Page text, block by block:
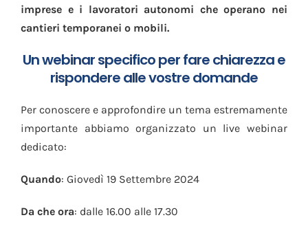
imprese e i lavoratori autonomi che operano nei
cantieri temporanei o mobili.
Un webinar specifico per fare chiarezza e
rispondere alle vostre domande
Per conoscere e approfondire un tema estremamente
importante abbiamo organizzato un live webinar
dedicato:
Quando: Giovedì 19 Settembre 2024
Da che ora: dalle 16.00 alle 17.30